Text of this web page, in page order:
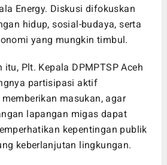
Energy. Diskusi difokuskan
hidup, sosial-budaya, serta
yang mungkin timbul.
itu, Plt. Kepala DPMPTSP Aceh
partisipasi aktif
masukan, agar
lapangan migas dapat
kepentingan publik
keberlanjutan lingkungan.